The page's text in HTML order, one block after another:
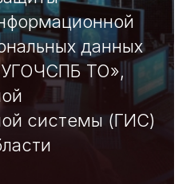
данных
ТО»,
системы (ГИС)